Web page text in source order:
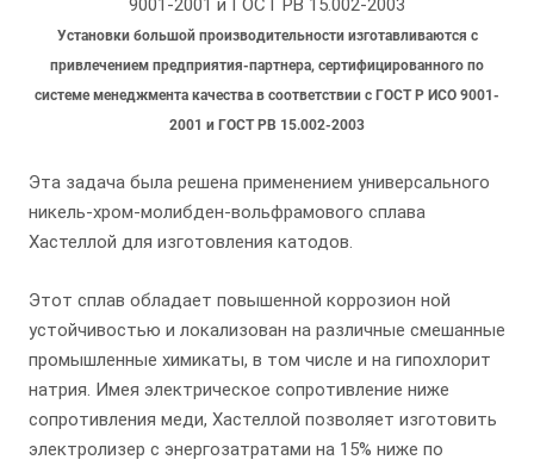
Установки большой производительности изготавливаются с
привлечением предприятия-партнера, сертифицированного по
системе менеджмента качества в соответствии с ГОСТ Р ИСО 9001-
2001 и ГОСТ РВ 15.002-2003
Эта задача была решена применением универсального
никель-хром-молибден-вольфрамового сплава
Хастеллой для изготовления катодов.
Этот сплав обладает повышенной коррозион ной
устойчивостью и локализован на различные смешанные
промышленные химикаты, в том числе и на гипохлорит
натрия. Имея электрическое сопротивление ниже
сопротивления меди, Хастеллой позволяет изготовить
электролизер с энергозатратами на 15% ниже по